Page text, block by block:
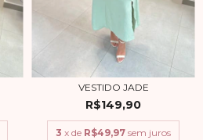
VESTIDO JADE
R$149,90
3 x de R$49,97 sem juros